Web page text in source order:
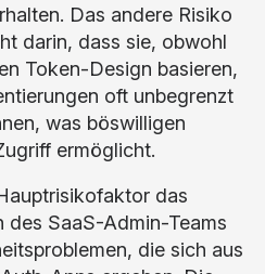
Das andere Risiko
darin, dass sie, obwohl
Token-Design basieren,
oft unbegrenzt
was böswilligen
ermöglicht.
das
des SaaS-Admin-Teams
die sich aus